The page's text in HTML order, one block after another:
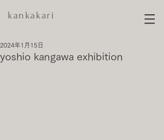
kankakari
yoshio kangawa exhibition
2024年1月15日